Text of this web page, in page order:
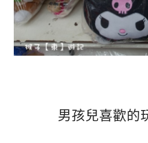
男孩兒喜歡的